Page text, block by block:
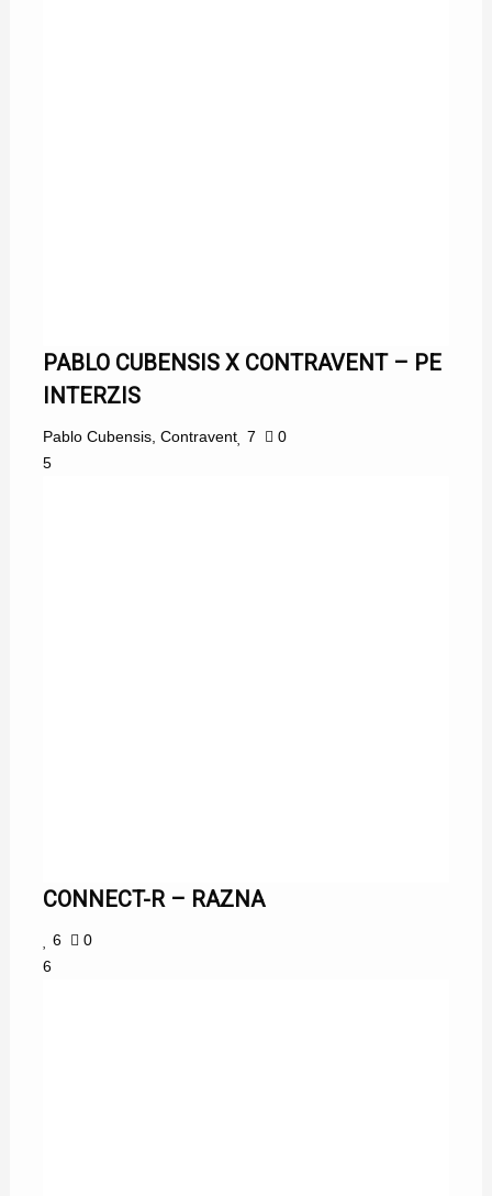
PABLO CUBENSIS X CONTRAVENT – PE
INTERZIS
Pablo Cubensis, Contravent 7
0
5
CONNECT-R – RAZNA
6
0
6